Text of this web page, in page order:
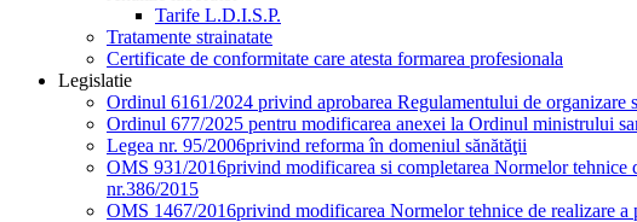
Tarife L.D.I.S.P.
Tratamente strainatate
Certificate de conformitate care atesta formarea profesionala
Legislatie
Ordinul 6161/2024 privind aprobarea Regulamentului de organizare
Ordinul 677/2025 pentru modificarea anexei la Ordinul ministrului
Legea nr. 95/2006privind reforma în domeniul sănătăţii
OMS 931/2016privind modificarea si completarea Normelor tehnice
nr.386/2015
OMS 1467/2016privind modificarea Normelor tehnice de realizare